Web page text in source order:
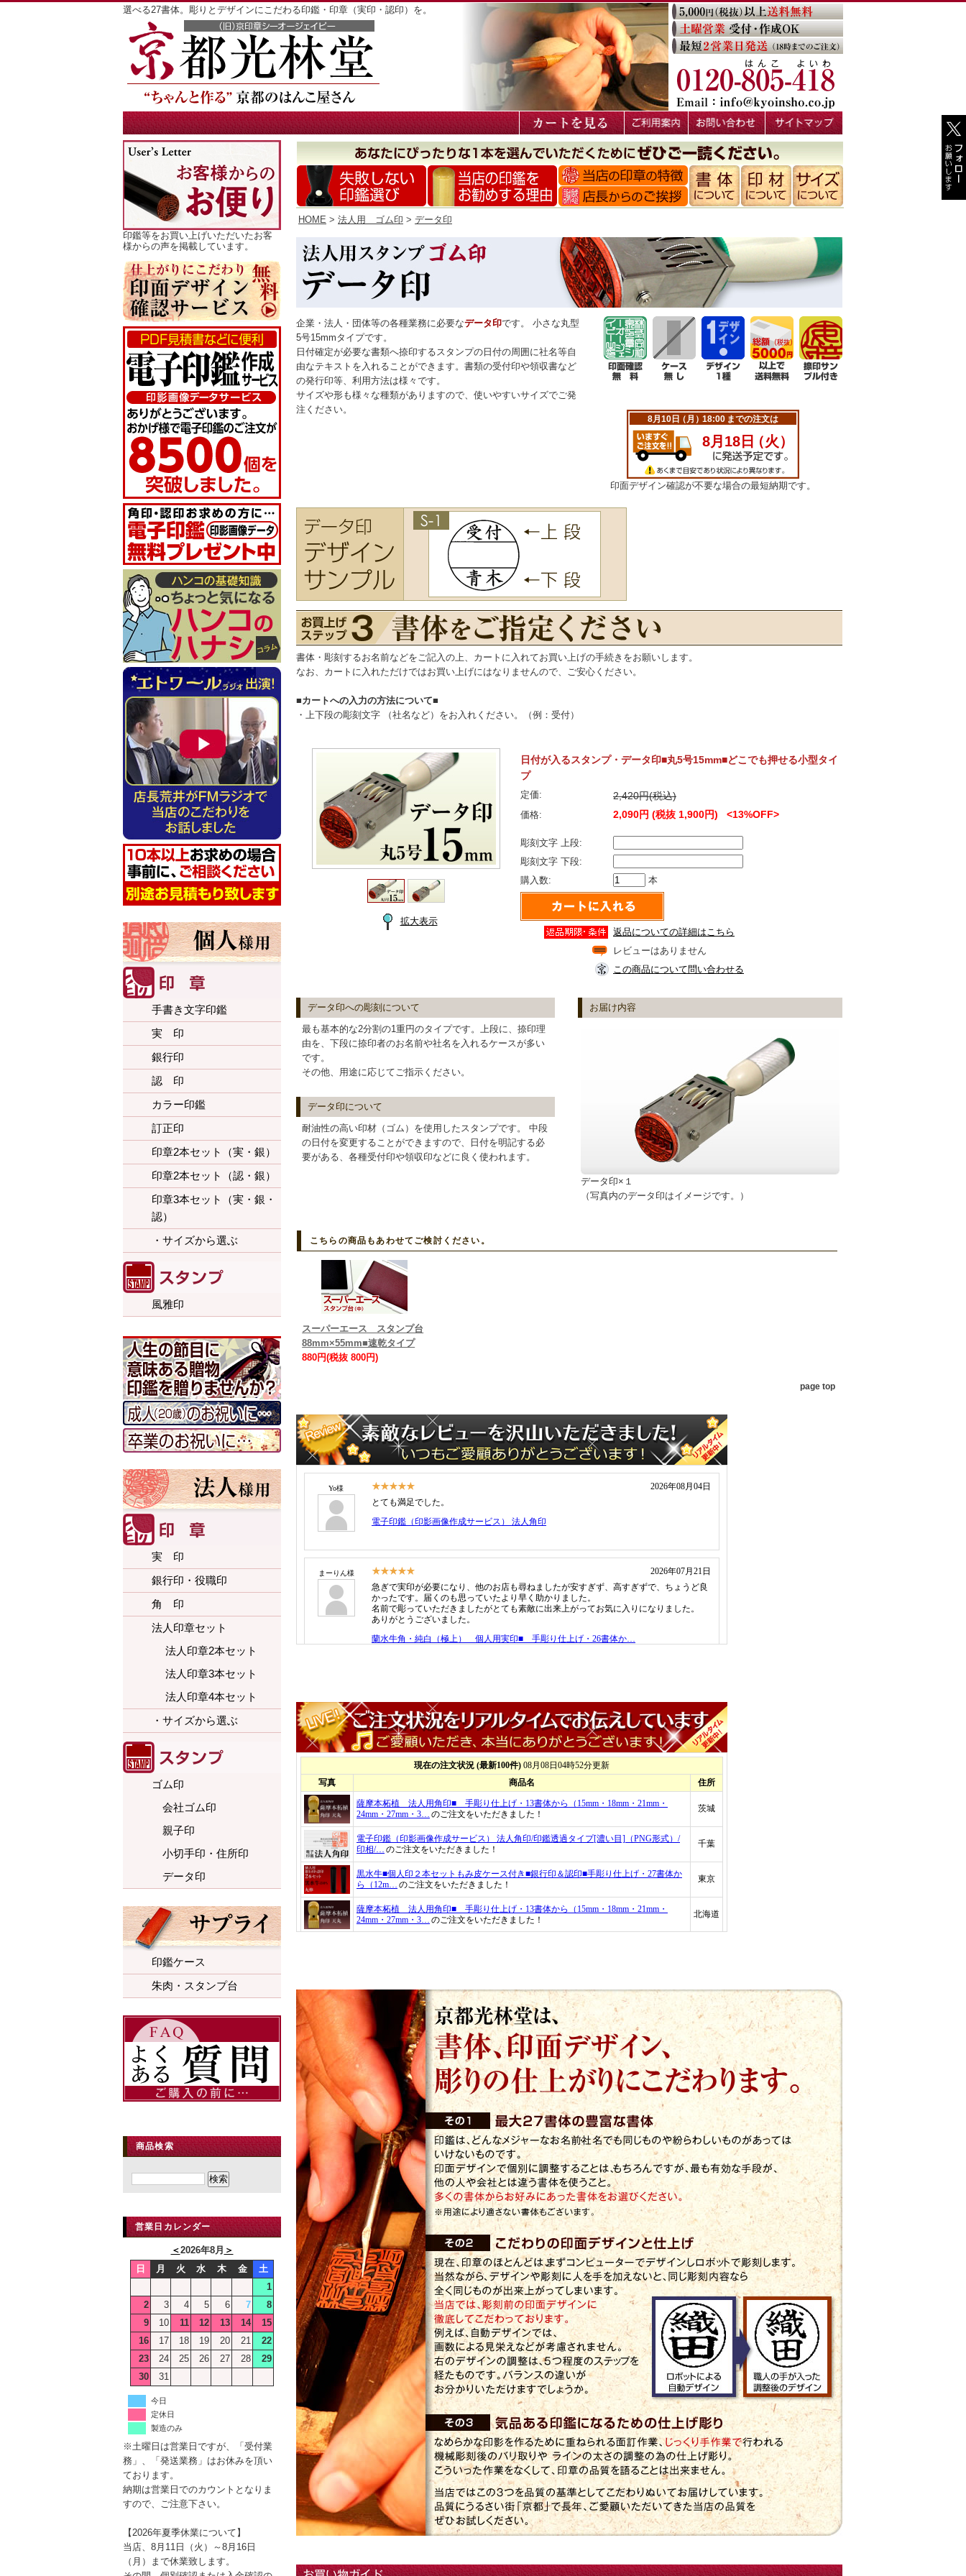
選べる27書体。彫りとデザインにこだわる印鑑・印章（実印・認印）を。
印鑑等をお買い上げいただいたお客
様からの声を掲載しています。
手書き文字印鑑
実 印
銀行印
認 印
カラー印鑑
訂正印
印章2本セット（実・銀）
印章2本セット（認・銀）
印章3本セット（実・銀・
認）
・サイズから選ぶ
風雅印
実 印
銀行印・役職印
角 印
法人印章セット
法人印章2本セット
法人印章3本セット
法人印章4本セット
・サイズから選ぶ
ゴム印
会社ゴム印
親子印
小切手印・住所印
データ印
印鑑ケース
朱肉・スタンプ台
商品検索
営業日カレンダー
＜2026年8月 ＞
日
月 火 水 木 金
土
1
2
3 4 5 6 7
8
9
10 11 12 13 14
15
16
17 18 19 20 21
22
23
24 25 26 27 28
29
30
31
今日
定休日
製造のみ
※土曜日は営業日ですが、「受付業
務」、「発送業務」はお休みを頂い
ております。
納期は営業日でのカウントとなりま
すので、ご注意下さい。
【2026年夏季休業について】
当店、8月11日（火）～8月16日
（月）まで休業致します。
HOME > 法人用 ゴム印 > データ印
企業・法人・団体等の各種業務に必要なデータ印です。 小さな丸型
5号15mmタイプです。
日付確定が必要な書類へ捺印するスタンプの日付の周囲に社名等自
由なテキストを入れることができます。書類の受付印や領収書など
の発行印等、利用方法は様々です。
サイズや形も様々な種類がありますので、使いやすいサイズでご発
注ください。
印面デザイン確認が不要な場合の最短納期です。
書体・彫刻するお名前などをご記入の上、カートに入れてお買い上げの手続きをお願いします。
なお、カートに入れただけではお買い上げにはなりませんので、ご安心ください。
■カートへの入力の方法について■
・上下段の彫刻文字 （社名など）をお入れください。（例：受付）
拡大表示
日付が入るスタンプ・データ印■丸5号15mm■どこでも押せる小型タイ
プ
定価: 2,420円(税込)
価格: 2,090円 (税抜 1,900円) <13%OFF>
彫刻文字 上段:
彫刻文字 下段:
購入数:
本
返品についての詳細はこちら
レビューはありません
この商品について問い合わせる
データ印への彫刻について
最も基本的な2分割の1重円のタイプです。上段に、捺印理
由を、下段に捺印者のお名前や社名を入れるケースが多い
です。
その他、用途に応じてご指示ください。
データ印について
耐油性の高い印材（ゴム）を使用したスタンプです。 中段
の日付を変更することができますので、日付を明記する必
要がある、各種受付印や領収印などに良く使われます。
お届け内容
データ印×１
（写真内のデータ印はイメージです。）
こちらの商品もあわせてご検討ください。
スーパーエース スタンプ台
88mm×55mm■速乾タイプ
880円(税抜 800円)
page top